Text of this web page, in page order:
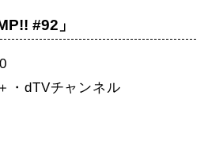
#92」
・dTVチャンネル